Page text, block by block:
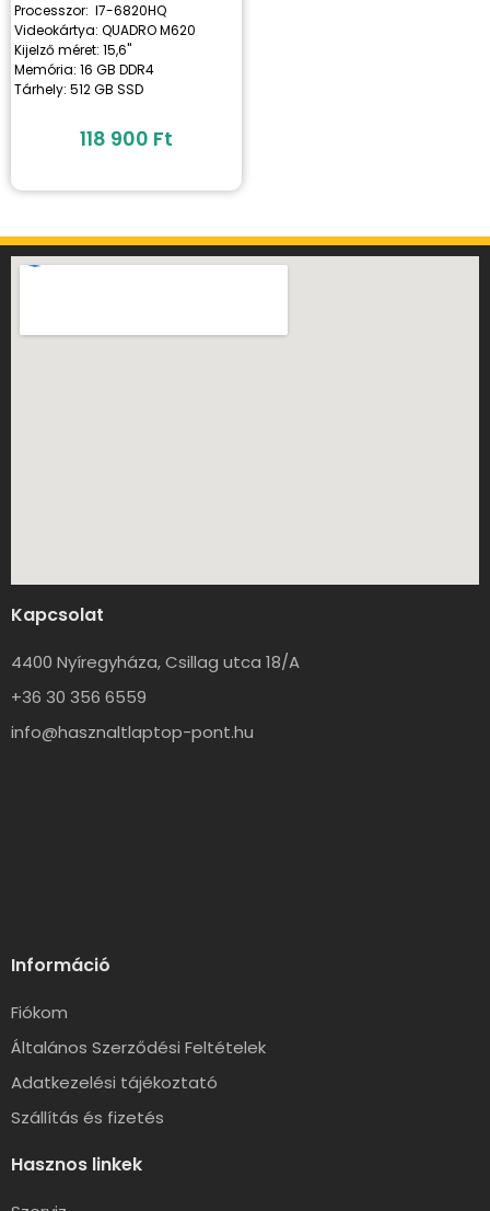
Processzor: I7-6820HQ
Videokártya: QUADRO M620
Kijelző méret: 15,6"
Memória: 16 GB DDR4
Tárhely: 512 GB SSD
118 900 Ft
Kapcsolat
4400 Nyíregyháza, Csillag utca 18/A
+36 30 356 6559
info@hasznaltlaptop-pont.hu
Információ
Fiókom
Általános Szerződési Feltételek
Adatkezelési tájékoztató
Szállítás és fizetés
Hasznos linkek